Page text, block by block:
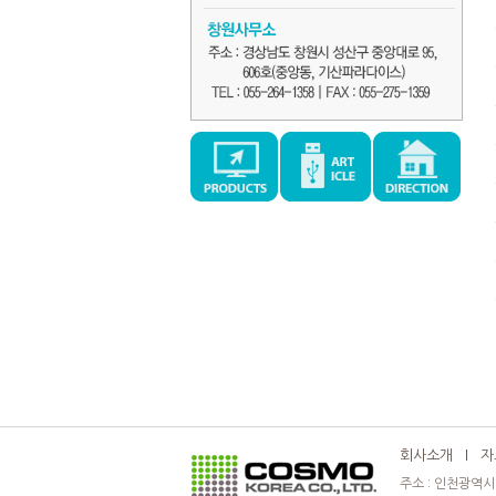
회사소개 자
주소 : 인천광역